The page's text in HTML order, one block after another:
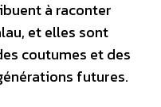
à raconter
et elles sont
coutumes et des
futures.